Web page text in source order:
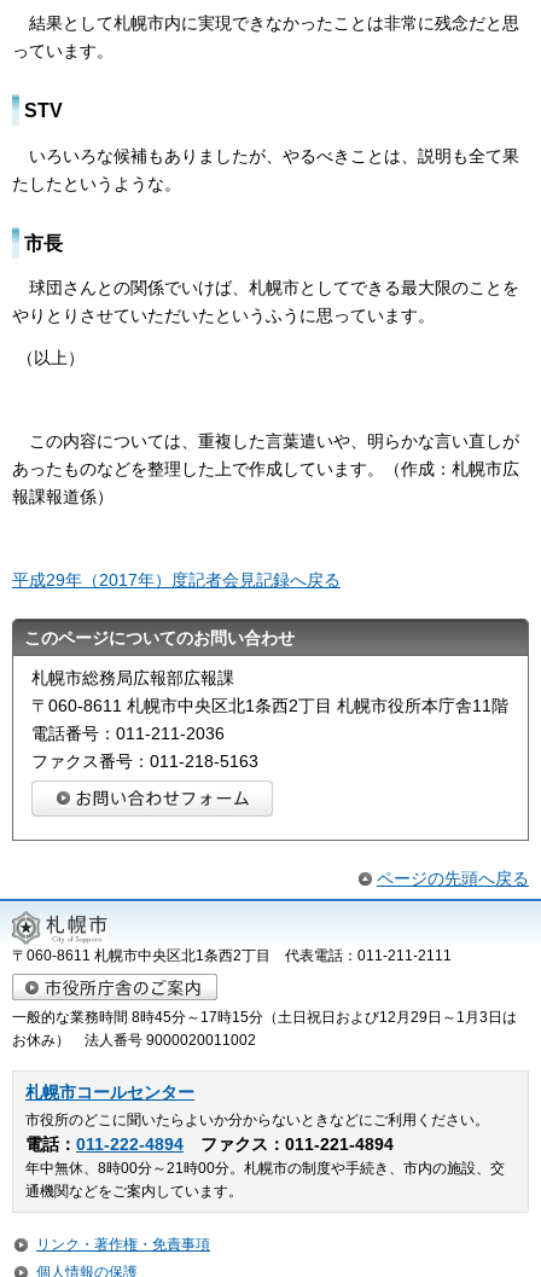
結果として札幌市内に実現できなかったことは非常に残念だと思
っています。
STV
いろいろな候補もありましたが、やるべきことは、説明も全て果
たしたというような。
市長
球団さんとの関係でいけば、札幌市としてできる最大限のことを
やりとりさせていただいたというふうに思っています。
（以上）
この内容については、重複した言葉遣いや、明らかな言い直しが
あったものなどを整理した上で作成しています。（作成：札幌市広
報課報道係）
平成29年（2017年）度記者会見記録へ戻る
このページについてのお問い合わせ
札幌市総務局広報部広報課
〒060-8611 札幌市中央区北1条西2丁目 札幌市役所本庁舎11階
電話番号：011-211-2036
ファクス番号：011-218-5163
ページの先頭へ戻る
〒060-8611 札幌市中央区北1条西2丁目 代表電話：011-211-2111
一般的な業務時間 8時45分～17時15分（土日祝日および12月29日～1月3日は
お休み） 法人番号 9000020011002
札幌市コールセンター
市役所のどこに聞いたらよいか分からないときなどにご利用ください。
電話： 011-222-4894 ファクス：011-221-4894
年中無休、8時00分～21時00分。札幌市の制度や手続き、市内の施設、交
通機関などをご案内しています。
リンク・著作権・免責事項
個人情報の保護